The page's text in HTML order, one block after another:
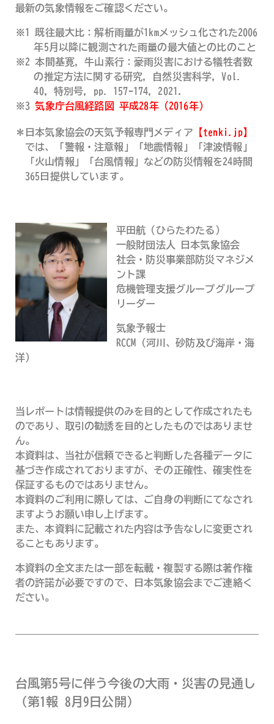
最新の気象情報をご確認ください。
※1 既往最大比：解析雨量が1kmメッシュ化された2006
年5月以降に観測された雨量の最大値との比のこと
※2 本間基寛，牛山素行：豪雨災害における犠牲者数
の推定方法に関する研究，自然災害科学，Vol.
40，特別号，pp. 157-174，2021．
※3気象庁台風経路図 平成28年（2016年）
＊日本気象協会の天気予報専門メディア 【tenki.jp】
では、「警報・注意報」「地震情報」「津波情報」
「火山情報」「台風情報」などの防災情報を24時間
365日提供しています。
平田航（ひらたわたる）
一般財団法人 日本気象協会
社会・防災事業部防災マネジメ
ント課
危機管理支援グループグループ
リーダー
気象予報士
RCCM（河川、砂防及び海岸・海
洋）
当レポートは情報提供のみを目的として作成されたも
のであり、取引の勧誘を目的としたものではありませ
ん。
本資料は、当社が信頼できると判断した各種データに
基づき作成されておりますが、その正確性、確実性を
保証するものではありません。
本資料のご利用に際しては、ご自身の判断にてなされ
ますようお願い申し上げます。
また、本資料に記載された内容は予告なしに変更され
ることもあります。
本資料の全文または一部を転載・複製する際は著作権
者の許諾が必要ですので、日本気象協会までご連絡く
ださい。
台風第5号に伴う今後の大雨・災害の見通し
（第1報 8月9日公開）